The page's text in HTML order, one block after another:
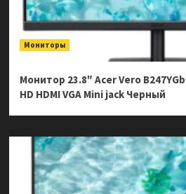
Мониторы
Монитор 23.8″ Acer Vero
HD HDMI VGA Mini jack Черный